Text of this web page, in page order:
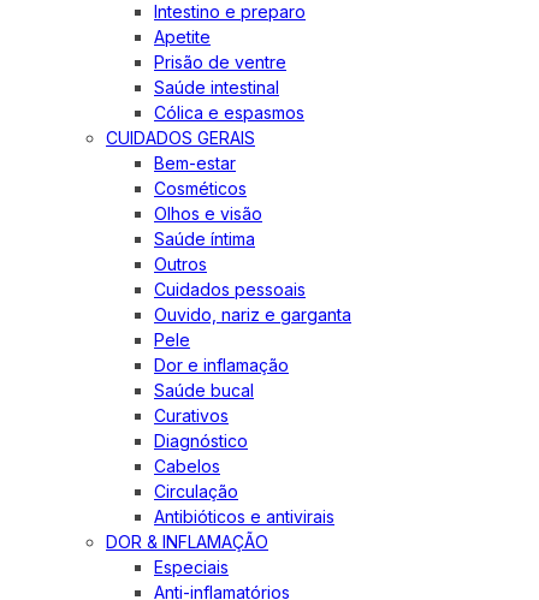
Intestino e preparo
Apetite
Prisão de ventre
Saúde intestinal
Cólica e espasmos
CUIDADOS GERAIS
Bem-estar
Cosméticos
Olhos e visão
Saúde íntima
Outros
Cuidados pessoais
Ouvido, nariz e garganta
Pele
Dor e inflamação
Saúde bucal
Curativos
Diagnóstico
Cabelos
Circulação
Antibióticos e antivirais
DOR & INFLAMAÇÃO
Especiais
Anti-inflamatórios